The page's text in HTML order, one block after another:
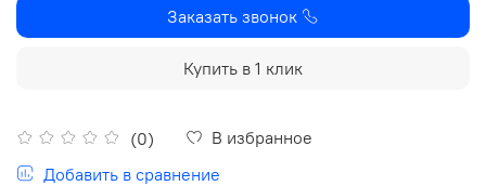
(0)
В избранное
Добавить в сравнение
Заказать звонок
Купить в 1 клик